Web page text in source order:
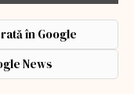
în Google
News